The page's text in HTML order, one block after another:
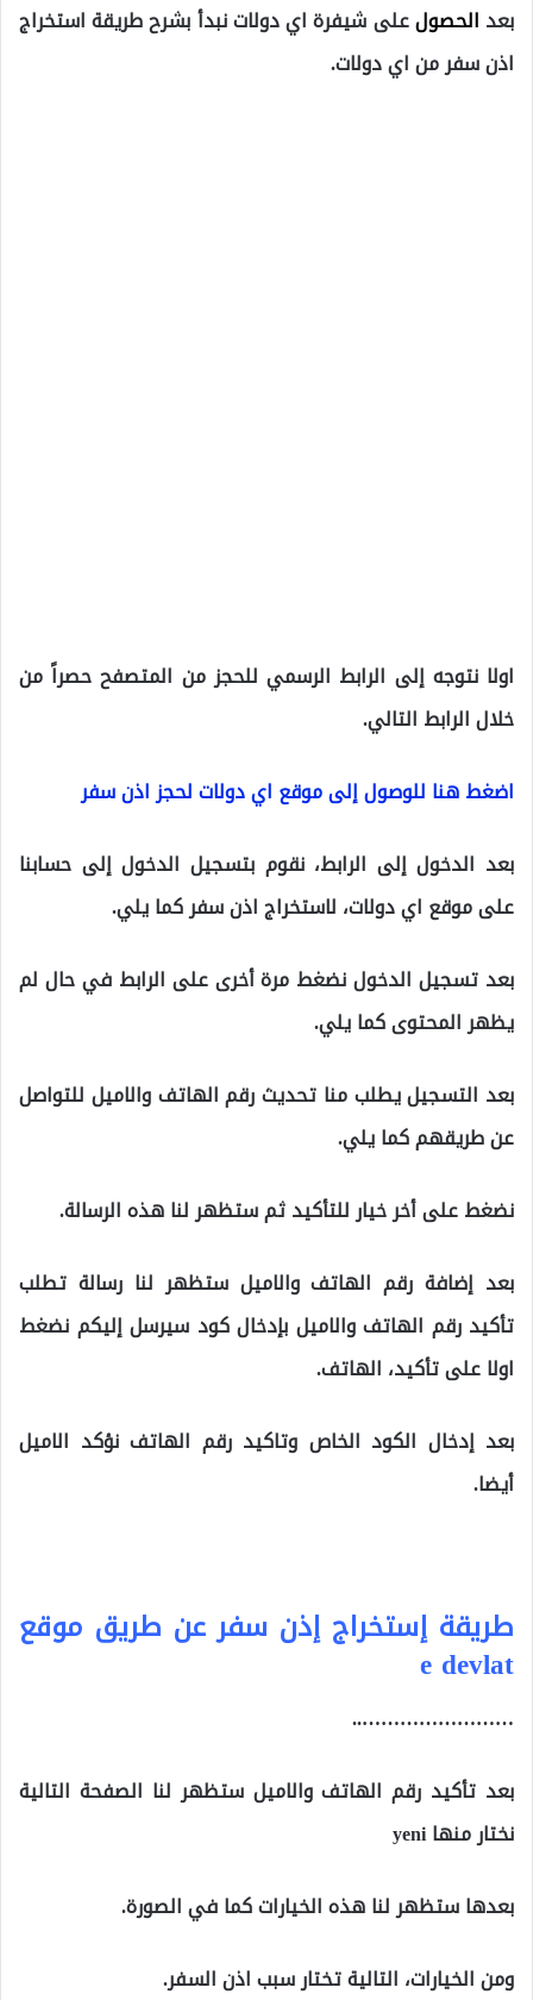
بعد الحصولعلى شيفرة اي دولات نبدأ بشرح طريقة استخراج
اذن سفر من اي دولات.
اولا نتوجه إلى الرابط الرسمي للحجز من المتصفح حصراً من
خلال الرابط التالي.
اضغط هنا للوصول إلى موقع اي دولات لحجز اذن سفر
بعد الدخول إلى الرابط، نقوم بتسجيل الدخول إلى حسابنا
على موقع اي دولات، لاستخراج اذن سفر كما يلي.
بعد تسجيل الدخول نضغط مرة أخرى على الرابط في حال لم
يظهر المحتوى كما يلي.
بعد التسجيل يطلب منا تحديث رقم الهاتف والاميل للتواصل
عن طريقهم كما يلي.
نضغط على أخر خيار للتأكيد ثم ستظهر لنا هذه الرسالة.
بعد إضافة رقم الهاتف والاميل ستظهر لنا رسالة تطلب
تأكيد رقم الهاتف والاميل بإدخال كود سيرسل إليكم نضغط
اولا على تأكيد، الهاتف.
بعد إدخال الكود الخاص وتاكيد رقم الهاتف نؤكد الاميل
أيضا.
طريقة إستخراج إذن سفر عن طريق موقع
e devlat
……………………..
بعد تأكيد رقم الهاتف والاميل ستظهر لنا الصفحة التالية
نختار منها yeni
بعدها ستظهر لنا هذه الخيارات كما في الصورة.
ومن الخيارات، التالية تختار سبب اذن السفر.